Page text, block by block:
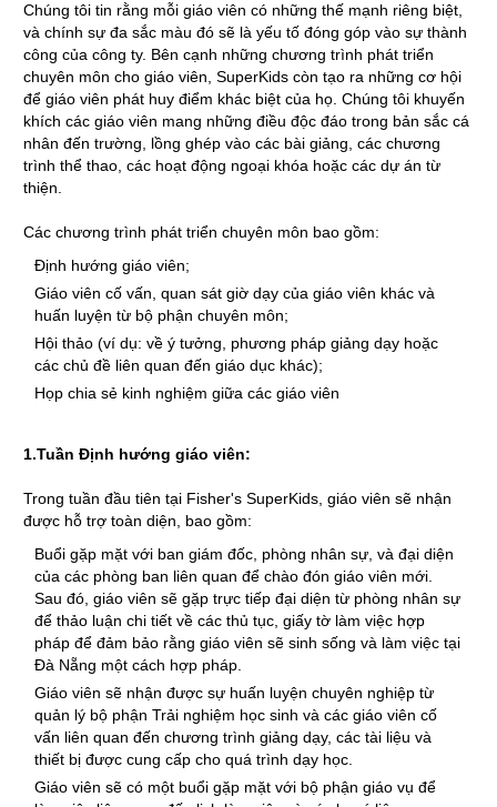
Chúng tôi tin rằng mỗi giáo viên có những thế mạnh riêng biệt,
và chính sự đa sắc màu đó sẽ là yếu tố đóng góp vào sự thành
công của công ty. Bên cạnh những chương trình phát triển
chuyên môn cho giáo viên, SuperKids còn tạo ra những cơ hội
để giáo viên phát huy điểm khác biệt của họ. Chúng tôi khuyến
khích các giáo viên mang những điều độc đáo trong bản sắc cá
nhân đến trường, lồng ghép vào các bài giảng, các chương
trình thể thao, các hoạt động ngoại khóa hoặc các dự án từ
thiện.
Các chương trình phát triển chuyên môn bao gồm:
Định hướng giáo viên;
Giáo viên cố vấn, quan sát giờ dạy của giáo viên khác và
huấn luyện từ bộ phận chuyên môn;
Hội thảo (ví dụ: về ý tưởng, phương pháp giảng dạy hoặc
các chủ đề liên quan đến giáo dục khác);
Họp chia sẻ kinh nghiệm giữa các giáo viên
1.Tuần Định hướng giáo viên:
Trong tuần đầu tiên tại Fisher's SuperKids, giáo viên sẽ nhận
được hỗ trợ toàn diện, bao gồm:
Buổi gặp mặt với ban giám đốc, phòng nhân sự, và đại diện
của các phòng ban liên quan để chào đón giáo viên mới.
Sau đó, giáo viên sẽ gặp trực tiếp đại diện từ phòng nhân sự
để thảo luận chi tiết về các thủ tục, giấy tờ làm việc hợp
pháp để đảm bảo rằng giáo viên sẽ sinh sống và làm việc tại
Đà Nẵng một cách hợp pháp.
Giáo viên sẽ nhận được sự huấn luyện chuyên nghiệp từ
quản lý bộ phận Trải nghiệm học sinh và các giáo viên cố
vấn liên quan đến chương trình giảng dạy, các tài liệu và
thiết bị được cung cấp cho quá trình dạy học.
Giáo viên sẽ có một buổi gặp mặt với bộ phận giáo vụ để